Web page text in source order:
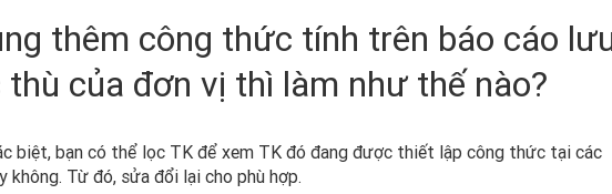
thêm công thức tính trên báo cáo
của đơn vị thì làm như thế nào?
biệt, bạn có thể lọc TK để xem TK đó đang được thiết lập công thức tại các
Từ đó, sửa đổi lại cho phù hợp.